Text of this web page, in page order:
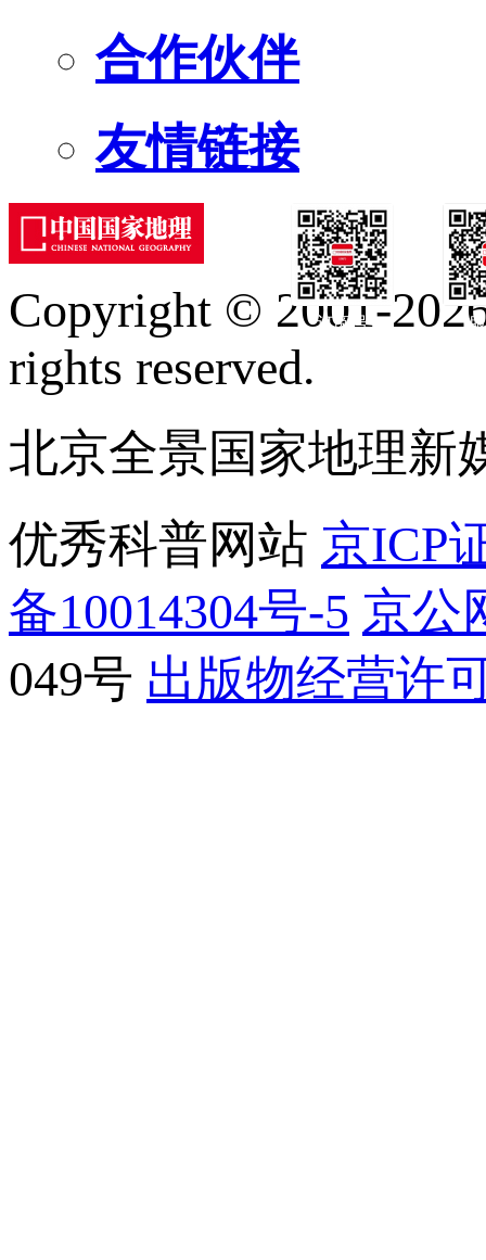
合作伙伴
友情链接
订阅号
Copyright © 2001-
rights reserved.
北京全景国家地理新
优秀科普网站 京ICP
备10014304号-5 京公
049号 出版物经营许